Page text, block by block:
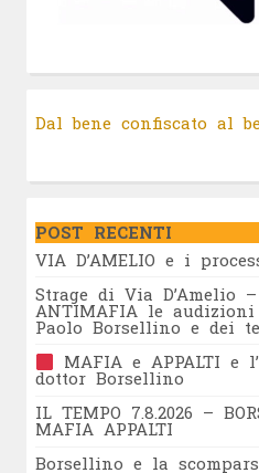
Dal bene confiscato al
POST RECENTI
VIA D’AMELIO e i
Strage di Via D’Amelio –
ANTIMAFIA le
Paolo Borsellino e dei
MAFIA e APPALTI e
dottor Borsellino
IL TEMPO 7.8.2026 –
MAFIA APPALTI
Borsellino e la scomparsa